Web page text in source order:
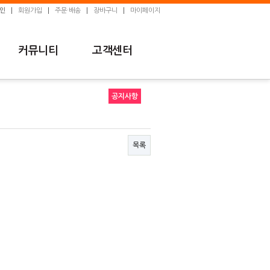
회원가입 주문·배송 장바구니 마이페이지
커뮤니티 고객센터
공지사항
목록